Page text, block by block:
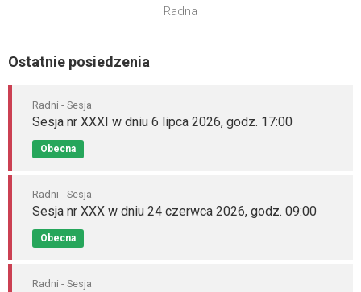
Radna
Ostatnie posiedzenia
Radni - Sesja
Sesja nr XXXI w dniu 6 lipca 2026, godz. 17:00
Obecna
Radni - Sesja
Sesja nr XXX w dniu 24 czerwca 2026, godz. 09:00
Obecna
Radni - Sesja